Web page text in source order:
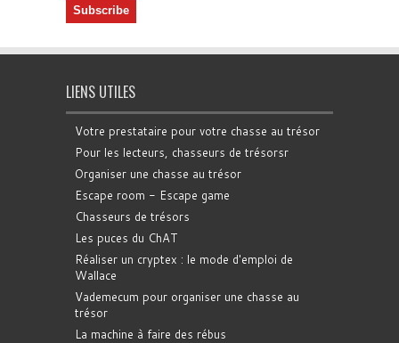
LIENS UTILES
Votre prestataire pour votre chasse au trésor
Pour les lecteurs, chasseurs de trésorsr
Organiser une chasse au trésor
Escape room - Escape game
Chasseurs de trésors
Les puces du ChAT
Réaliser un cryptex : le mode d'emploi de
Wallace
Vademecum pour organiser une chasse au
trésor
La machine à faire des rébus